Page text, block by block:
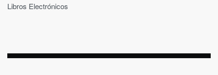
Libros Electrónicos